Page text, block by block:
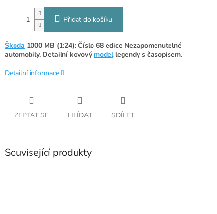
Přidat do košíku
Škoda 1000 MB (1:24): Číslo 68 edice Nezapomenutelné
automobily. Detailní kovový modellegendy s časopisem.
Detailní informace
ZEPTAT SE HLÍDAT SDÍLET
Související produkty